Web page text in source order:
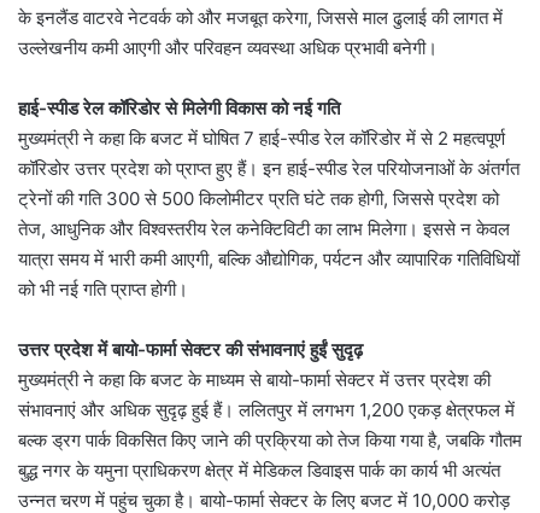
के इनलैंड वाटरवे नेटवर्क को और मजबूत करेगा, जिससे माल ढुलाई की लागत में
उल्लेखनीय कमी आएगी और परिवहन व्यवस्था अधिक प्रभावी बनेगी।
हाई-स्पीड रेल कॉरिडोर से मिलेगी विकास को नई गति
मुख्यमंत्री ने कहा कि बजट में घोषित 7 हाई-स्पीड रेल कॉरिडोर में से 2 महत्वपूर्ण
कॉरिडोर उत्तर प्रदेश को प्राप्त हुए हैं। इन हाई-स्पीड रेल परियोजनाओं के अंतर्गत
ट्रेनों की गति 300 से 500 किलोमीटर प्रति घंटे तक होगी, जिससे प्रदेश को
तेज, आधुनिक और विश्वस्तरीय रेल कनेक्टिविटी का लाभ मिलेगा। इससे न केवल
यात्रा समय में भारी कमी आएगी, बल्कि औद्योगिक, पर्यटन और व्यापारिक गतिविधियों
को भी नई गति प्राप्त होगी।
उत्तर प्रदेश में बायो-फार्मा सेक्टर की संभावनाएं हुईं सुदृढ़
मुख्यमंत्री ने कहा कि बजट के माध्यम से बायो-फार्मा सेक्टर में उत्तर प्रदेश की
संभावनाएं और अधिक सुदृढ़ हुई हैं। ललितपुर में लगभग 1,200 एकड़ क्षेत्रफल में
बल्क ड्रग पार्क विकसित किए जाने की प्रक्रिया को तेज किया गया है, जबकि गौतम
बुद्ध नगर के यमुना प्राधिकरण क्षेत्र में मेडिकल डिवाइस पार्क का कार्य भी अत्यंत
उन्नत चरण में पहुंच चुका है। बायो-फार्मा सेक्टर के लिए बजट में 10,000 करोड़